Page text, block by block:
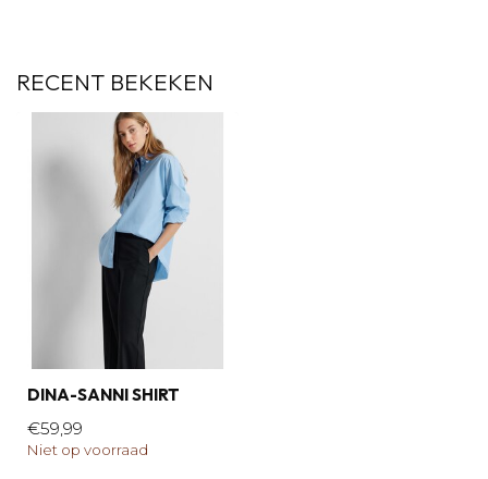
RECENT BEKEKEN
DINA-SANNI SHIRT
€59,99
Niet op voorraad